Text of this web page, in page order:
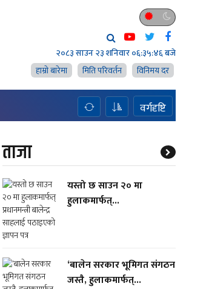
२०८३ साउन २३ शनिवार०६:३५:४६ बजे
हाम्राे बारेमा
मिति परिवर्तन विनिमय दर
वर्गदृष्टि
ताजा
यस्तो छ साउन २० मा
हुलाकमार्फत्...
‘बालेन सरकार भूमिगत संगठन
जस्तै, हुलाकमार्फत्...